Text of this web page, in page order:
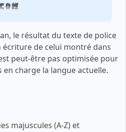
le résultat du texte de police
de celui montré dans
peut-être pas optimisée pour
en charge la langue actuelle.
majuscules (A-Z) et